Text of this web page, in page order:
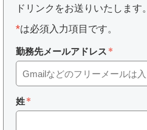
ドリンクをお送りいたします。
*は必須入力項目です。
勤務先メールアドレス
姓